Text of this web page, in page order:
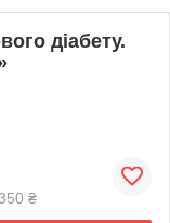
діабету.
₴